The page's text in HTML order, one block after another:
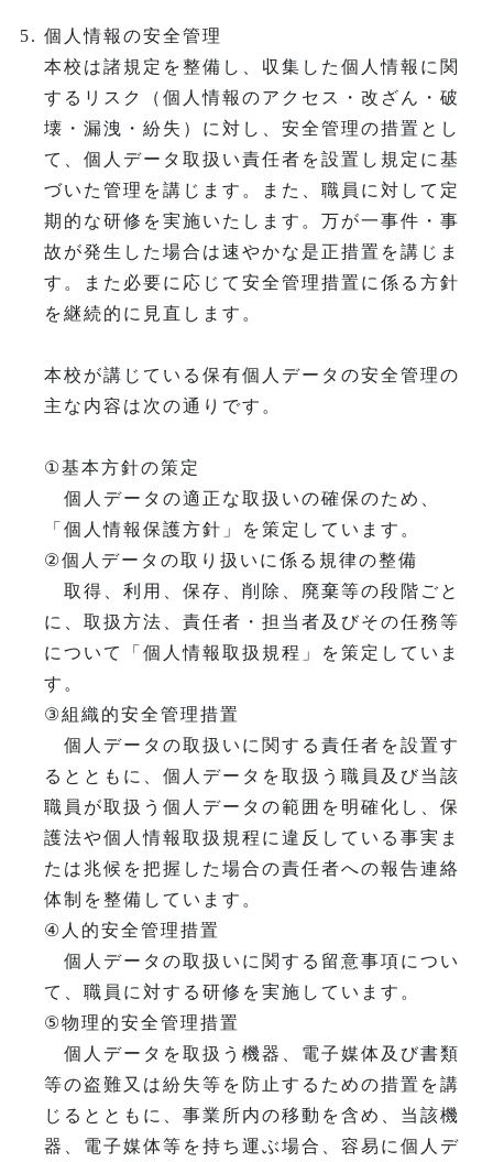
個人情報の安全管理
本校は諸規定を整備し、収集した個人情報に関
するリスク（個人情報のアクセス・改ざん・破
壊・漏洩・紛失）に対し、安全管理の措置とし
て、個人データ取扱い責任者を設置し規定に基
づいた管理を講じます。また、職員に対して定
期的な研修を実施いたします。万が一事件・事
故が発生した場合は速やかな是正措置を講じま
す。また必要に応じて安全管理措置に係る方針
を継続的に見直します。
本校が講じている保有個人データの安全管理の
主な内容は次の通りです。
①基本方針の策定
個人データの適正な取扱いの確保のため、
「個人情報保護方針」を策定しています。
②個人データの取り扱いに係る規律の整備
取得、利用、保存、削除、廃棄等の段階ごと
に、取扱方法、責任者・担当者及びその任務等
について「個人情報取扱規程」を策定していま
す。
③組織的安全管理措置
個人データの取扱いに関する責任者を設置す
るとともに、個人データを取扱う職員及び当該
職員が取扱う個人データの範囲を明確化し、保
護法や個人情報取扱規程に違反している事実ま
たは兆候を把握した場合の責任者への報告連絡
体制を整備しています。
④人的安全管理措置
個人データの取扱いに関する留意事項につい
て、職員に対する研修を実施しています。
⑤物理的安全管理措置
個人データを取扱う機器、電子媒体及び書類
等の盗難又は紛失等を防止するための措置を講
じるとともに、事業所内の移動を含め、当該機
器、電子媒体等を持ち運ぶ場合、容易に個人デ